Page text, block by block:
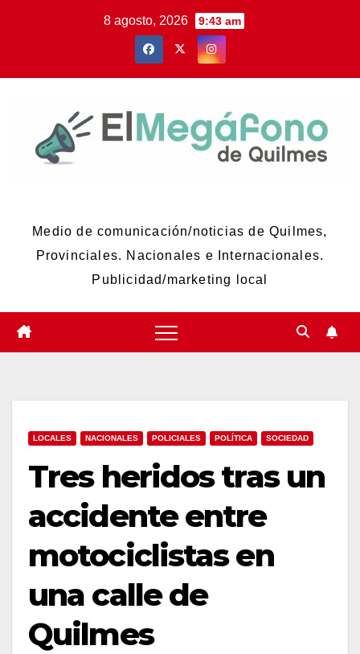
8 agosto, 2026 9:43 am
Medio de comunicación/noticias de Quilmes,
Provinciales. Nacionales e Internacionales.
Publicidad/marketing local
LOCALES NACIONALES POLICIALES POLÍTICA SOCIEDAD
Tres heridos tras un
accidente entre
motociclistas en
una calle de
Quilmes